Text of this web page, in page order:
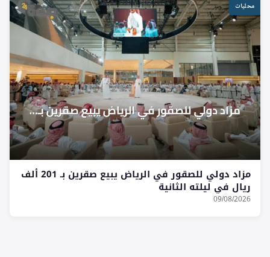
محليات
مزاد دولي للصقور في الرياض يبيع صقرين بـ 201 ألف
ريال في ليلته الثانية
09/08/2026